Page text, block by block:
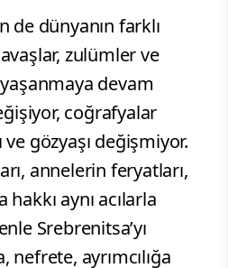
de dünyanın farklı
zulümler ve
devam
coğrafyalar
gözyaşı değişmiyor.
annelerin feryatları,
aynı acılarla
Srebrenitsa’yı
nefrete, ayrımcılığa